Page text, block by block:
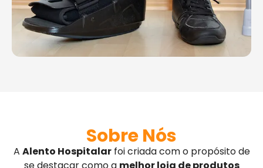
Sobre Nós
A Alento Hospitalarfoi criada com o propósito de